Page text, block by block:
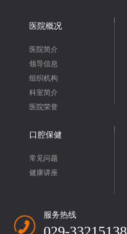
医院概况
医院简介
领导信息
组织机构
科室简介
医院荣誉
口腔保健
常见问题
健康讲座
服务热线